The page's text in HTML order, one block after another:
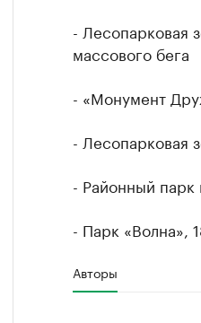
- Лесопарковая
массового бега
- «Монумент
- Лесопарковая
- Районный парк
- Парк «Волна»,
Авторы